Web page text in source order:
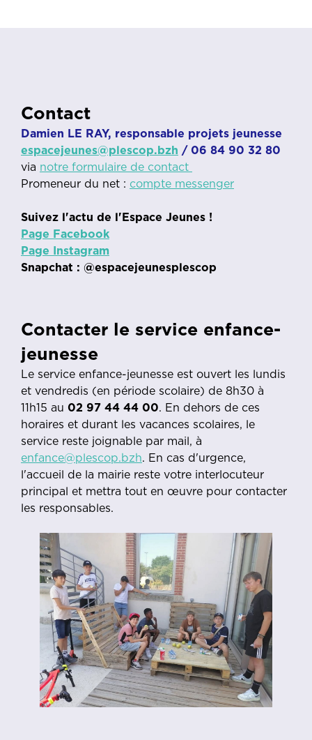
Contact
Damien LE RAY, responsable projets jeunesse
espacejeunes@plescop.bzh / 06 84 90 32 80
via notre formulaire de contact
Promeneur du net : compte messenger
Suivez l'actu de l'Espace Jeunes !
Page Facebook
Page Instagram
Snapchat : @espacejeunesplescop
Contacter le service enfance-
jeunesse
Le service enfance-jeunesse est ouvert les lundis
et vendredis (en période scolaire) de 8h30 à
11h15 au 02 97 44 44 00. En dehors de ces
horaires et durant les vacances scolaires, le
service reste joignable par mail, à
enfance@plescop.bzh. En cas d'urgence,
l'accueil de la mairie reste votre interlocuteur
principal et mettra tout en œuvre pour contacter
les responsables.